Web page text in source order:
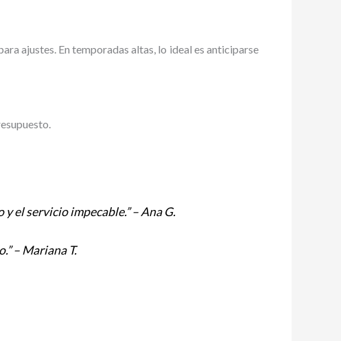
ajustes. En temporadas altas, lo ideal es anticiparse
el servicio impecable.” – Ana G.
– Mariana T.